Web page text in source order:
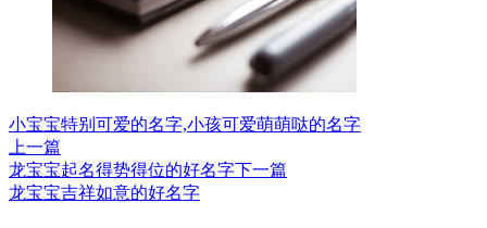
小宝宝特别可爱的名字,小孩可爱萌萌哒的名字
上一篇
龙宝宝起名得势得位的好名字下一篇
龙宝宝吉祥如意的好名字